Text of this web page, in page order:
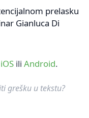
prelasku
Gianluca Di
iOS ili Android.
grešku u tekstu?